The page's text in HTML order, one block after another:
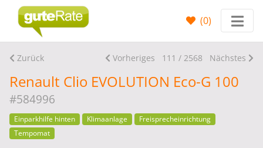
(0)
Zurück Vorheriges 111 / 2568 Nächstes
Renault Clio EVOLUTION Eco-G 100
#584996
Einparkhilfe hinten Klimaanlage
Freisprecheinrichtung
Tempomat